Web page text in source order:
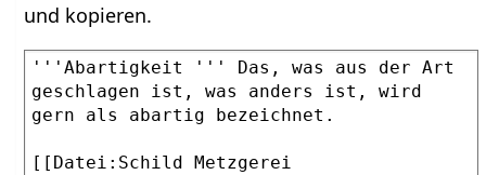
und kopieren.